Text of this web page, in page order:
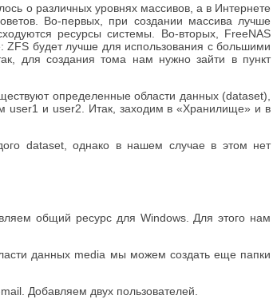
о различных уровнях массивов, а в Интернете
Во-первых, при создании массива лучше
ресурсы системы. Во-вторых, FreeNAS
ZFS будет лучше для использования с большими
для создания тома нам нужно зайти в пункт
определенные области данных (dataset),
user1 и user2. Итак, заходим в «Хранилище» и в
dataset, однако в нашем случае в этом нет
общий ресурс для Windows. Для этого нам
данных media мы можем создать еще папки
Добавляем двух пользователей.